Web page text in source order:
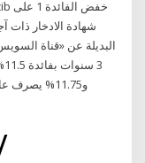
البديلة عن «قناة
18‏‏/5‏‏/